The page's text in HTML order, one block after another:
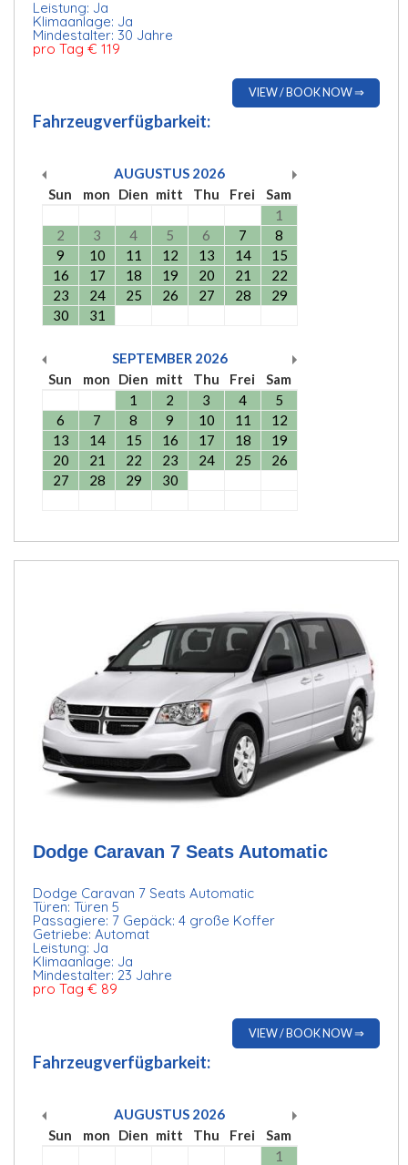
Leistung: Ja
Klimaanlage: Ja
Mindestalter: 30 Jahre
pro Tag € 119
VIEW / BOOK NOW ⇒
Fahrzeugverfügbarkeit:
AUGUSTUS 2026
Sun
mon Dien mitt Thu Frei
Sam
1
2
3 4 5 6 7
8
9
10 11 12 13 14
15
16
17 18 19 20 21
22
23
24 25 26 27 28
29
30
31
SEPTEMBER 2026
Sun
mon Dien mitt Thu Frei
Sam
1
2 3 4
5
6
7 8 9 10 11
12
13
14 15 16 17 18
19
20
21 22 23 24 25
26
27
28 29 30
Dodge Caravan 7 Seats Automatic
Dodge Caravan 7 Seats Automatic
Türen: Türen 5
Passagiere: 7 Gepäck: 4 große Koffer
Getriebe: Automat
Leistung: Ja
Klimaanlage: Ja
Mindestalter: 23 Jahre
pro Tag € 89
VIEW / BOOK NOW ⇒
Fahrzeugverfügbarkeit:
AUGUSTUS 2026
Sun
mon Dien mitt Thu Frei
Sam
1